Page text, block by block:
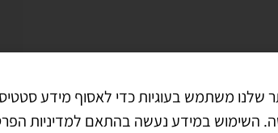
שלנו משתמש בעוגיות כדי לאסוף מידע
השימוש במידע נעשה בהתאם למדיניות